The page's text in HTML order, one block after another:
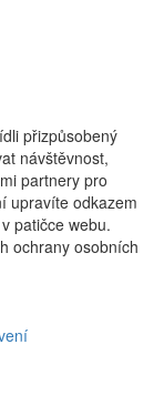
přizpůsobený
návštěvnost,
partnery pro
upravíte odkazem
patičce webu.
ochrany osobních